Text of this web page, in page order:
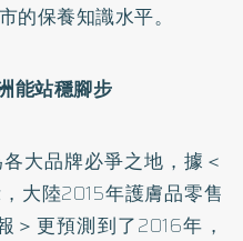
的保養知識水平。
能站穩腳步
大品牌必爭之地，據＜
大陸2015年護膚品零售
＞更預測到了2016年，